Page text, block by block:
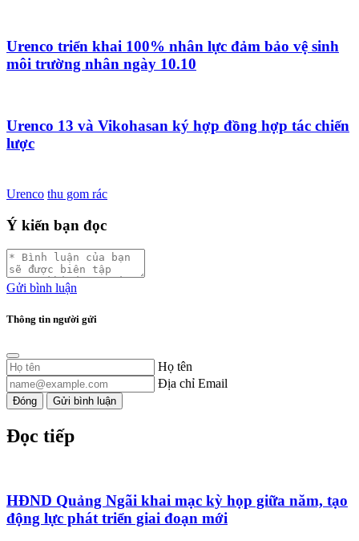
Urenco triển khai 100% nhân lực đảm bảo vệ sinh
môi trường nhân ngày 10.10
Urenco 13 và Vikohasan ký hợp đồng hợp tác chiến
lược
Urenco thu gom rác
Ý kiến bạn đọc
Gửi bình luận
Thông tin người gửi
Họ tên
Địa chỉ Email
Đóng Gửi bình luận
Đọc tiếp
HĐND Quảng Ngãi khai mạc kỳ họp giữa năm, tạo
động lực phát triển giai đoạn mới